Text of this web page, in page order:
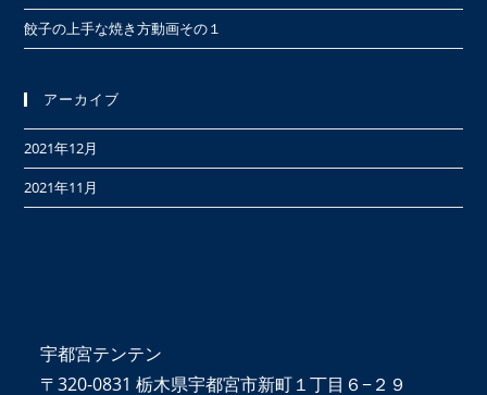
餃子の上手な焼き方動画その１
アーカイブ
2021年12月
2021年11月
宇都宮テンテン
〒320-0831 栃木県宇都宮市新町１丁目６−２９